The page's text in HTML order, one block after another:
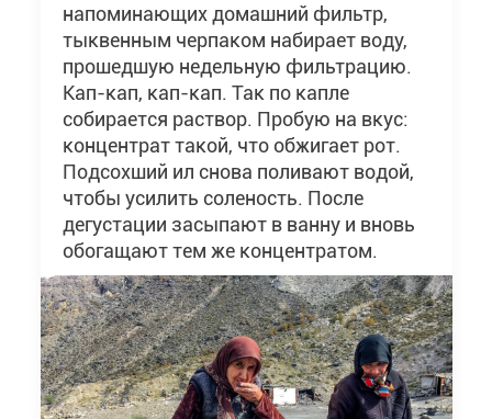
напоминающих домашний фильтр,
тыквенным черпаком набирает воду,
прошедшую недельную фильтрацию.
Кап-кап, кап-кап. Так по капле
собирается раствор. Пробую на вкус:
концентрат такой, что обжигает рот.
Подсохший ил снова поливают водой,
чтобы усилить соленость. После
дегустации засыпают в ванну и вновь
обогащают тем же концентратом.